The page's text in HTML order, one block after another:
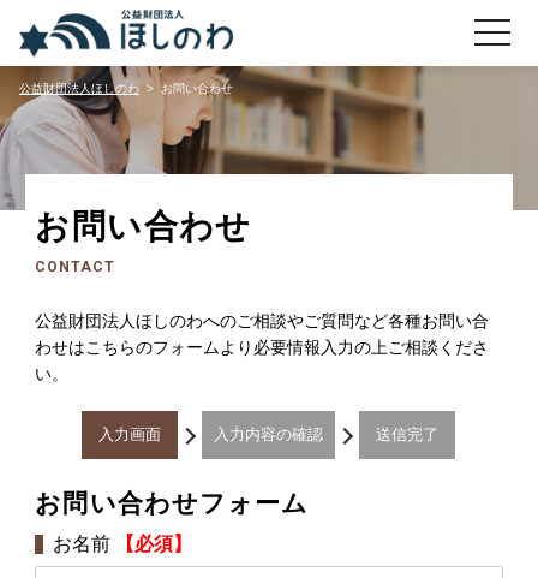
toggle
公益財団法人ほしのわ お問い合わせ
お問い合わせ
CONTACT
公益財団法人ほしのわへのご相談やご質問など各種お問い合
わせはこちらのフォームより必要情報入力の上ご相談くださ
い。
入力画面 入力内容の確認 送信完了
お問い合わせフォーム
お名前 【必須】